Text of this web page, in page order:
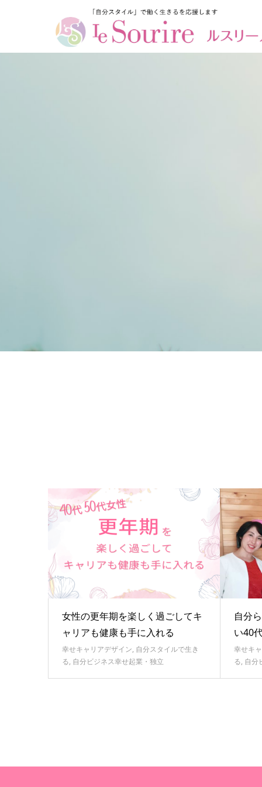
女性の更年期を楽しく過ごしてキ
ャリアも健康も手に入れる
幸せキャリアデザイン, 自分スタイルで生き
る, 自分ビジネス幸せ起業・独立
自分
い40
幸せキ
る, 自分